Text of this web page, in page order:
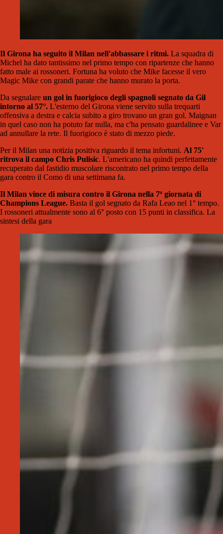
Il Girona ha seguito il Milan nell'abbassare i ritmi. La squadra di
Michel ha dato tantissimo nel primo tempo con ripartenze che hanno
fatto male ai rossoneri. Fortuna ha voluto che Mike facesse il vero
Magic Mike con grandi parate che hanno murato la porta.
Da segnalare un gol in fuorigioco degli spagnoli segnato da Gil
intorno al 57°. L'esterno del Girona viene servito sulla trequarti
offensiva a destra e calcia subito a giro trovano un gran gol. Maignan
in quel caso non ha potuto far nulla, ma c'ha pensato guardalinee e Var
ad annullare la rete. Il fuorigioco è stato di mezzo piede.
Per il Milan una notizia positiva riguardo il tema infortuni. Al 75'
ritrova il campo Chris Pulisic. L'americano ha quindi perfettamente
recuperato dal fastidio muscolare riscontrato nel primo tempo della
gara contro il Como di una settimana fa.
Il Milan vince di misura contro il Girona nella 7ª giornata di
Champions League. Basta il gol segnato da Rafa Leao nel 1° tempo.
I rossoneri attualmente sono al 6° posto con 15 punti in classifica. La
sintesi della gara